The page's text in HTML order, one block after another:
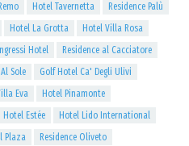
Hotel Tavernetta
Residence Palù
Hotel La Grotta
Hotel Villa Rosa
Hotel
Residence al Cacciatore
Sole
Golf Hotel Ca' Degli Ulivi
Eva
Hotel Pinamonte
Hotel Estée
Hotel Lido International
Plaza
Residence Oliveto